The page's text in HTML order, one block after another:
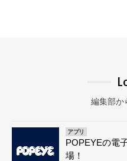
編集部か
アプリ
POPEYEの電
場！